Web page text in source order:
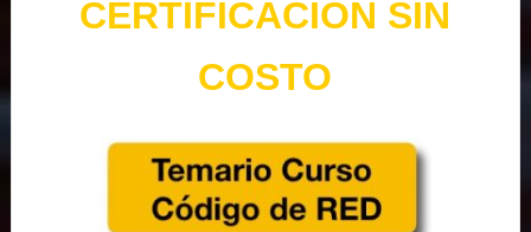
CERTIFICACIÓN SIN
COSTO